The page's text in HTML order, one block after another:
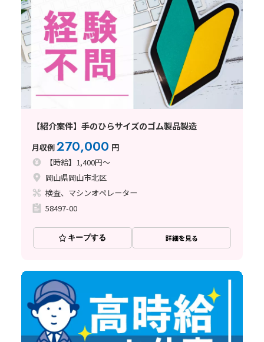
【紹介案件】手のひらサイズのゴム製品製造
月収例270,000 円
【時給】1,400円～
岡山県岡山市北区
検査、マシンオペレーター
58497-00
キープする 詳細を見る